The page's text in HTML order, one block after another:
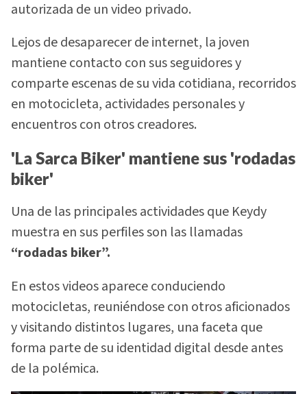
autorizada de un video privado.
Lejos de desaparecer de internet, la joven
mantiene contacto con sus seguidores y
comparte escenas de su vida cotidiana, recorridos
en motocicleta, actividades personales y
encuentros con otros creadores.
'La Sarca Biker' mantiene sus 'rodadas
biker'
Una de las principales actividades que Keydy
muestra en sus perfiles son las llamadas
“rodadas biker”.
En estos videos aparece conduciendo
motocicletas, reuniéndose con otros aficionados
y visitando distintos lugares, una faceta que
forma parte de su identidad digital desde antes
de la polémica.